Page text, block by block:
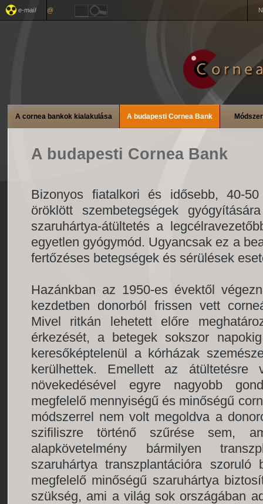
e-mail @
A cornea bankok kialakulása A budapesti Cornea Bank Módszer
A budapesti Cornea Bank
Bizonyos fiatalkori és idősebb, 40-
öröklött szembetegségek
szaruhártya-átültetés a
egyetlen gyógymód. Ugyancsak ez a
fertőzéses betegségek és sérülések
Hazánkban az 1950-es évektől
kezdetben donorból frissen vett
Mivel ritkán lehetett előre
érkezését, a betegek sokszor
keresőképtelenül a kórházak
kerülhettek. Emellett az átültetésre
növekedésével egyre nagyobb
megfelelő mennyiségű és minőségű
módszerrel nem volt megoldva a
szifiliszre történő szűrése sem,
alapkövetelmény bármilyen
szaruhártya transzplantációra szoruló
megfelelő minőségű szaruhártya
szükség, ami a világ sok országában